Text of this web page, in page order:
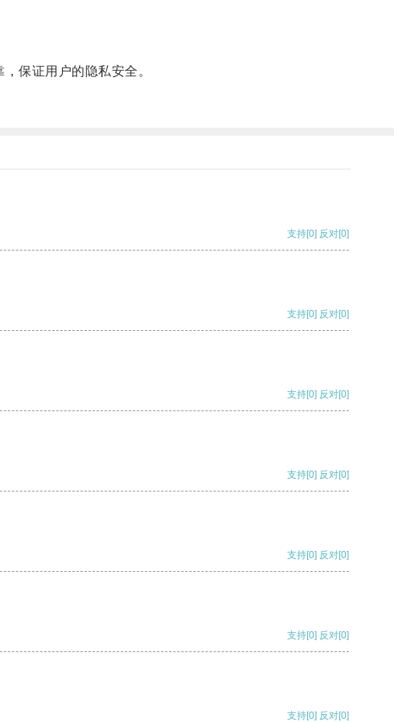
保证用户的隐私安全。
支持[0] 反对[0]
支持[0] 反对[0]
支持[0] 反对[0]
支持[0] 反对[0]
支持[0] 反对[0]
支持[0] 反对[0]
支持[0] 反对[0]